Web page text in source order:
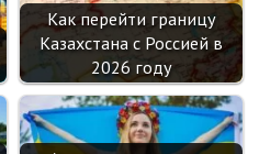
Как перейти границу
Казахстана с Россией в
2026 году